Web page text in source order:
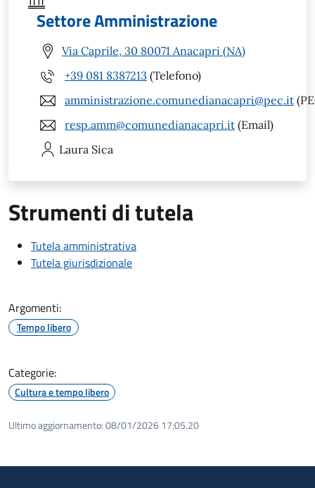
Settore Amministrazione
Via Caprile, 30 80071 Anacapri (NA)
+39 081 8387213 (Telefono)
amministrazione.comunedianacapri@pec.it
resp.amm@comunedianacapri.it (Email)
Laura Sica
Strumenti di tutela
Tutela amministrativa
Tutela giurisdizionale
Argomenti:
Tempo libero
Categorie:
Cultura e tempo libero
Ultimo aggiornamento:08/01/2026 17:05.20